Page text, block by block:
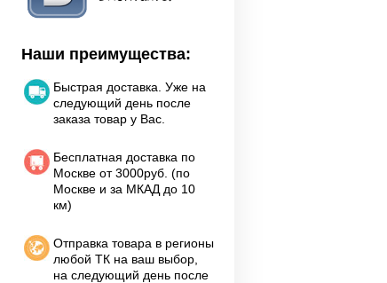
Наши преимущества:
Быстрая доставка. Уже на
следующий день после
заказа товар у Вас.
Бесплатная доставка по
Москве от 3000руб. (по
Москве и за МКАД до 10
км)
Отправка товара в регионы
любой ТК на ваш выбор,
на следующий день после